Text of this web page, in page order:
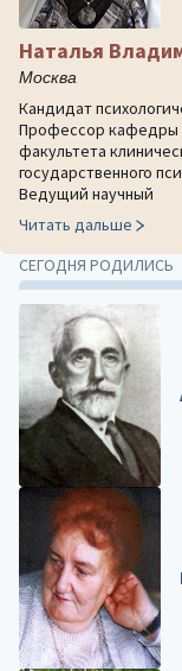
Наталья
Москва
Кандидат
Профессор кафедры
факультета
государственного
Ведущий научный
Читать дальше
СЕГОДНЯ РОДИЛИСЬ